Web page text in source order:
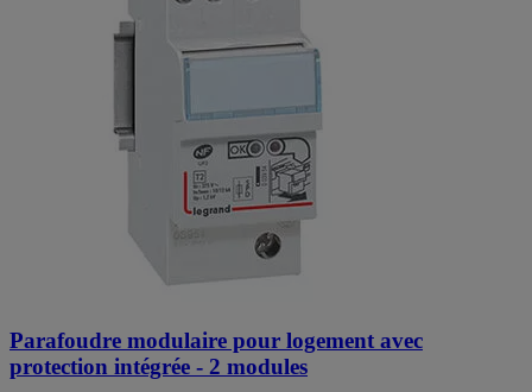
Parafoudre modulaire pour logement avec
protection intégrée - 2 modules